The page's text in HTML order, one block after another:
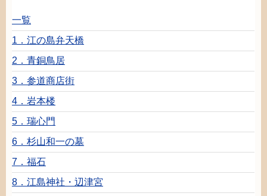
一覧
1． 江の島弁天橋
2． 青銅鳥居
3． 参道商店街
4． 岩本楼
5． 瑞心門
6． 杉山和一の墓
7． 福石
8． 江島神社 ・ 辺津宮